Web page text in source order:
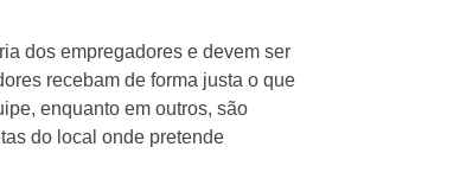
dos empregadores e devem ser
recebam de forma justa o que
enquanto em outros, são
do local onde pretende